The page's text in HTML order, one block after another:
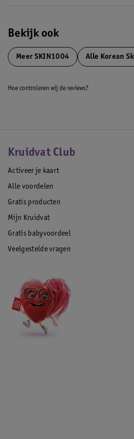
Bekijk ook
Meer SKIN1004 Alle Korean
Hoe controleren wij de reviews?
Kruidvat Club
Activeer je kaart
Alle voordelen
Gratis producten
Mijn Kruidvat
Gratis babyvoordeel
Veelgestelde vragen